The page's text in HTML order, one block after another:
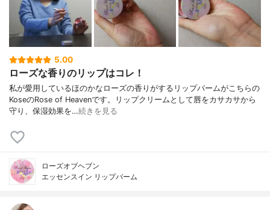
5.00
ローズな香りのリップはコレ！
私が愛用しているほのかなローズの香りがするリップバームがこちらの
KoseのRose of Heavenです。リップクリームとして唇をカサカサから
守り、保湿効果を…続きを見る
ローズオブヘブン
エッセンスイン リップバーム